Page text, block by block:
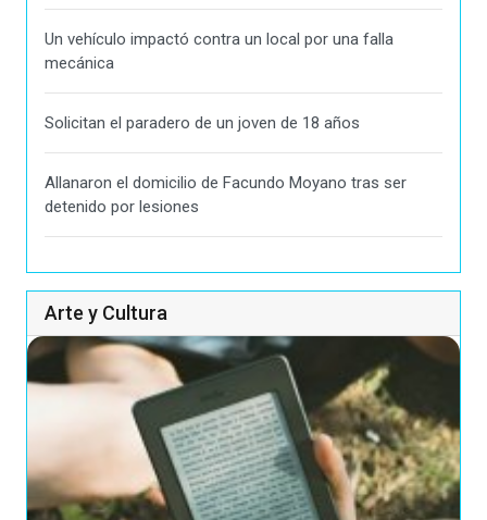
Un vehículo impactó contra un local por una falla
mecánica
Solicitan el paradero de un joven de 18 años
Allanaron el domicilio de Facundo Moyano tras ser
detenido por lesiones
Arte y Cultura